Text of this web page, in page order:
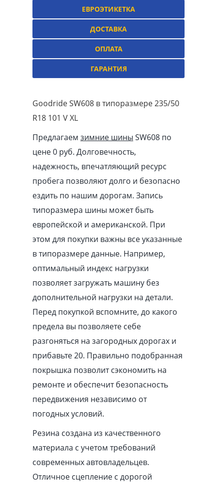
ЕВРОЭТИКЕТКА
ДОСТАВКА
ОПЛАТА
ГАРАНТИЯ
Goodride SW608 в типоразмере 235/50
R18 101 V XL
Предлагаем зимние шины SW608 по
цене 0 руб. Долговечность,
надежность, впечатляющий ресурс
пробега позволяют долго и безопасно
ездить по нашим дорогам. Запись
типоразмера шины может быть
европейской и американской. При
этом для покупки важны все указанные
в типоразмере данные. Например,
оптимальный индекс нагрузки
позволяет загружать машину без
дополнительной нагрузки на детали.
Перед покупкой вспомните, до какого
предела вы позволяете себе
разгоняться на загородных дорогах и
прибавьте 20. Правильно подобранная
покрышка позволит сэкономить на
ремонте и обеспечит безопасность
передвижения независимо от
погодных условий.
Резина создана из качественного
материала с учетом требований
современных автовладельцев.
Отличное сцепление с дорогой